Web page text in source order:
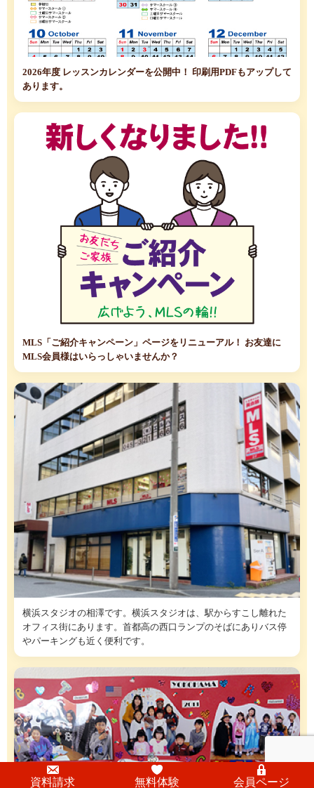
2026年度 レッスンカレンダーを公開中！ 印刷用PDFもアップして
あります。
MLS「ご紹介キャンペーン」ページをリニューアル！ お友達に
MLS会員様はいらっしゃいませんか？
横浜スタジオの相澤です。横浜スタジオは、駅からすこし離れた
オフィス街にあります。首都高の西口ランプのそばにありバス停
やパーキングも近く便利です。
資料請求 無料体験 会員ページ